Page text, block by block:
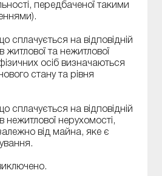
передбаченої такими
сплачується на відповідній
житлової та нежитлової
осіб визначаються
стану та рівня
сплачується на відповідній
нежитлової нерухомості,
від майна, яке є